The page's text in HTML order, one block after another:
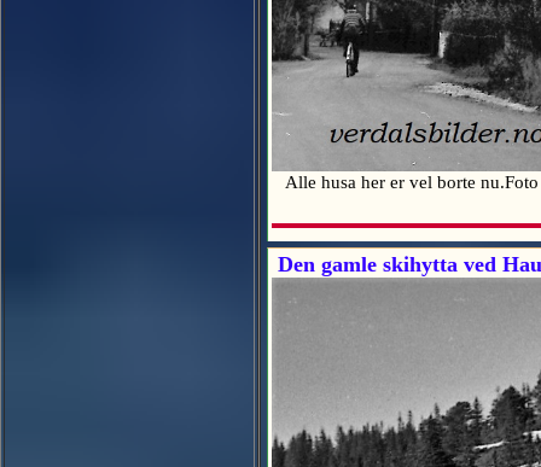
Alle husa her er vel borte
Den gamle skihytta ved